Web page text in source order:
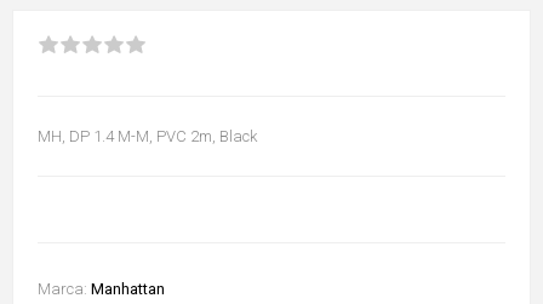
MH, DP 1.4 M-M, PVC 2m, Black
Marca: Manhattan